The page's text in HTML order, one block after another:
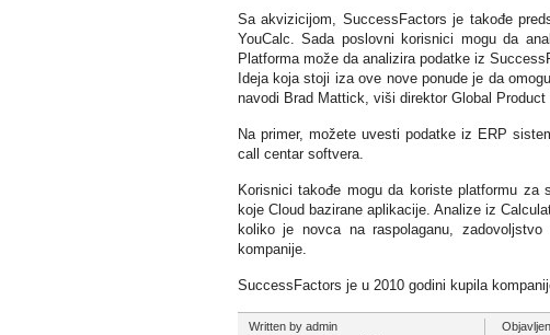
Sa akvizicijom, SuccessFactors je takođe
YouCalc. Sada poslovni korisnici mogu da
Platforma može da analizira podatke iz
Ideja koja stoji iza ove nove ponude je da
navodi Brad Mattick, viši direktor Global
Na primer, možete uvesti podatke iz ERP
call centar softvera.
Korisnici takođe mogu da koriste platformu za
koje Cloud bazirane aplikacije. Analize iz
koliko je novca na raspolaganu,
kompanije.
SuccessFactors je u 2010 godini kupila
Written by admin